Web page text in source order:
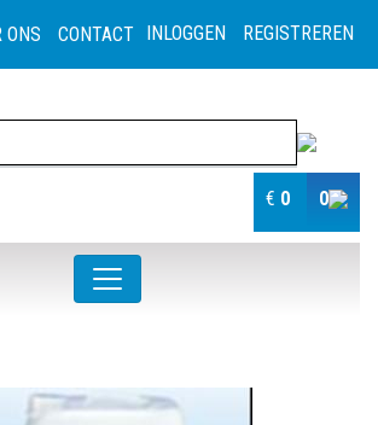
INLOGGEN REGISTREREN
ONS CONTACT
€ 0 0